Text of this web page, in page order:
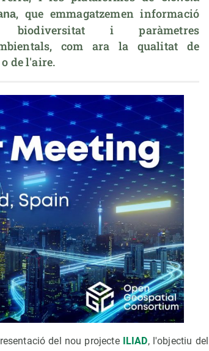
, que emmagatzemen informació
biodiversitat i paràmetres
com ara la qualitat de
del nou projecte ILIAD, l'objectiu del